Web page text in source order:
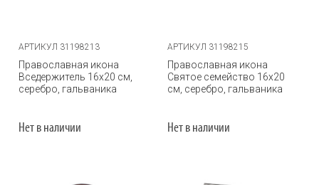
АРТИКУЛ 31198213
Православная икона
Вседержитель 16х20 см,
серебро, гальваника
Нет в наличии
АРТИКУЛ 31198215
Православная икона
Святое семейство 16х20
см, серебро, гальваника
Нет в наличии